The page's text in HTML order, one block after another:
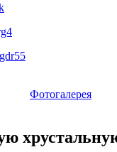
Фотогалерея